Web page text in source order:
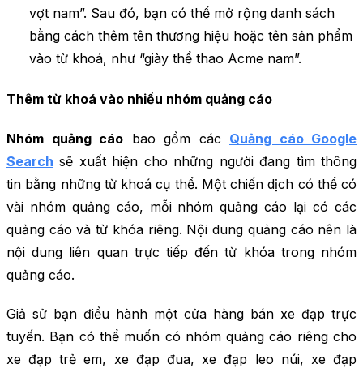
vợt nam”. Sau đó, bạn có thể mở rộng danh sách
bằng cách thêm tên thương hiệu hoặc tên sản phẩm
vào từ khoá, như “giày thể thao Acme nam”.
Thêm từ khoá vào nhiều nhóm quảng cáo
Nhóm quảng cáo bao gồm các Quảng cáo Google
Search sẽ xuất hiện cho những người đang tìm thông
tin bằng những từ khoá cụ thể. Một chiến dịch có thể có
vài nhóm quảng cáo, mỗi nhóm quảng cáo lại có các
quảng cáo và từ khóa riêng. Nội dung quảng cáo nên là
nội dung liên quan trực tiếp đến từ khóa trong nhóm
quảng cáo.
Giả sử bạn điều hành một cửa hàng bán xe đạp trực
tuyến. Bạn có thể muốn có nhóm quảng cáo riêng cho
xe đạp trẻ em, xe đạp đua, xe đạp leo núi, xe đạp